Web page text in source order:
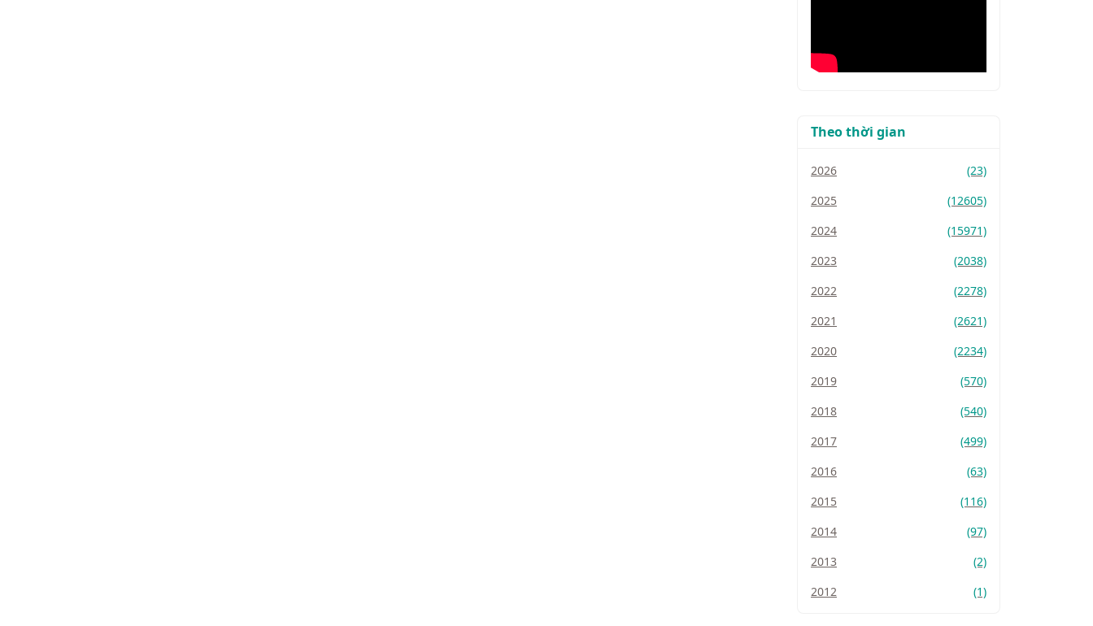
Theo thời gian
2026
(23)
2025
(12605)
2024
(15971)
2023
(2038)
2022
(2278)
2021
(2621)
2020
(2234)
2019
(570)
2018
(540)
2017
(499)
2016
(63)
2015
(116)
2014
(97)
2013
(2)
2012
(1)